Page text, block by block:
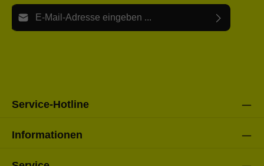
E-Mail-Adresse*
Service-Hotline
Informationen